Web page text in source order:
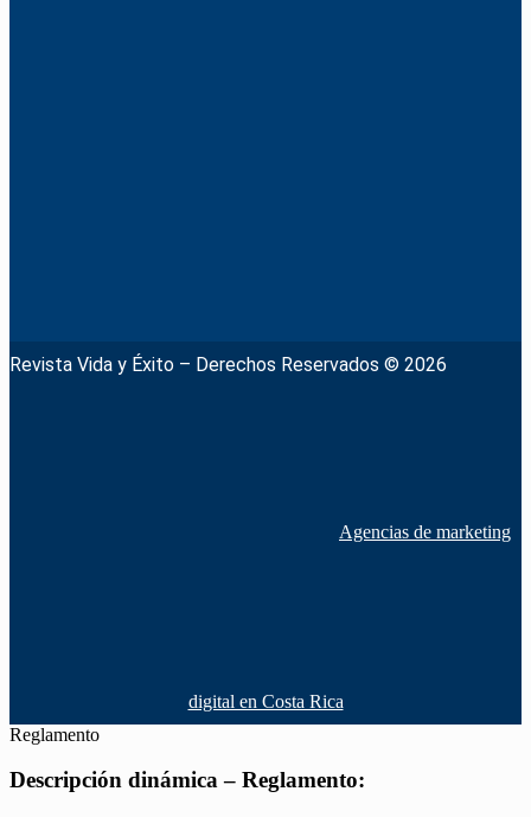
Revista Vida y Éxito – Derechos Reservados © 2026
Agencias de marketing
digital en Costa Rica
Reglamento
Descripción dinámica – Reglamento: